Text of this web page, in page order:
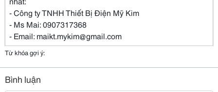
- Công ty TNHH Thiết Bị Điện Mỹ Kim
- Ms Mai: 0907317368
- Email: maikt.mykim@gmail.com
Từ khóa gợi ý:
Bình luận